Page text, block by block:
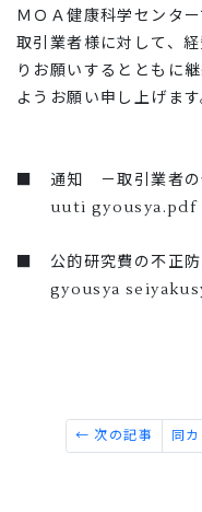
ＭＯＡ健康科学センタ
取引業者様に対して、
りお願いするとともに
ようお願い申し上げます
■ 通知 －取引業者の
uuti gyousya.pdf
■ 公的研究費の不正防
gyousya
← 次の記事 同